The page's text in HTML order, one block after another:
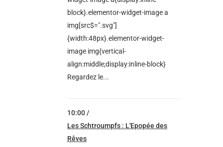
block}.elementor-widget-image a
img[src$=".svg"]
{width:48px}.elementor-widget-
image img{vertical-
align:middle;display:inline-block}
Regardez le...
10:00 /
Les Schtroumpfs : L'Epopée des
Rêves